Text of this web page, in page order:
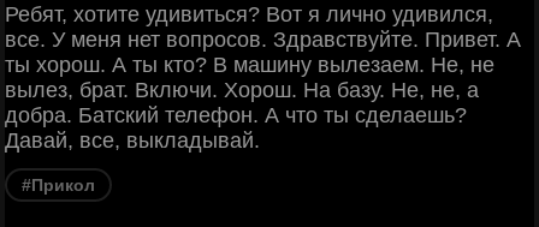
Ребят, хотите удивиться? Вот я лично удивился,
все. У меня нет вопросов. Здравствуйте. Привет. А
ты хорош. А ты кто? В машину вылезаем. Не, не
вылез, брат. Включи. Хорош. На базу. Не, не, а
добра. Батский телефон. А что ты сделаешь?
Давай, все, выкладывай.
#Прикол